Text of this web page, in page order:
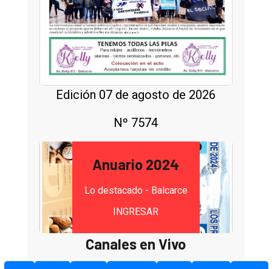
Edición 07 de agosto de 2026
Nº 7574
Anuario 2024
Lo destacado - Balcarce
INGRESAR
Canales en Vivo